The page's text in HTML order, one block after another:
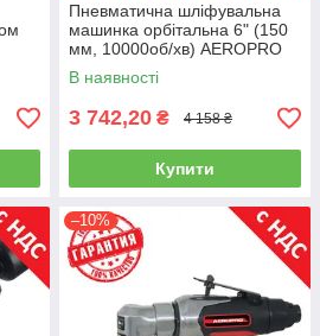
Пневматична шліфувальна
машинка орбітальна 6" (150
мм, 10000об/хв) AEROPRO
RP7336s (шліфмашинка)
В наявності
3 742,20 ₴ 4 158 ₴
Купити
–10%